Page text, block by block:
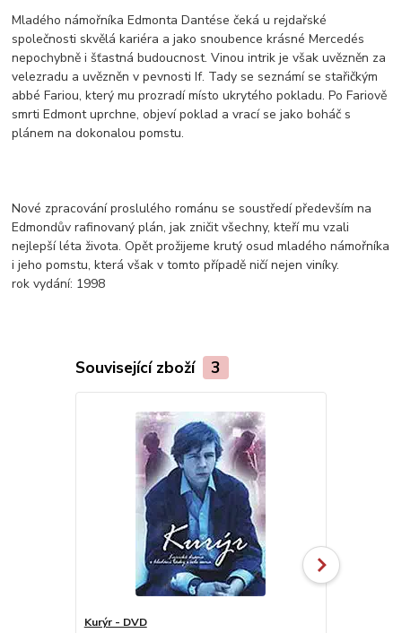
Mladého námořníka Edmonta Dantése čeká u rejdařské
společnosti skvělá kariéra a jako snoubence krásné Mercedés
nepochybně i šťastná budoucnost. Vinou intrik je však uvězněn za
velezradu a uvězněn v pevnosti If. Tady se seznámí se stařičkým
abbé Fariou, který mu prozradí místo ukrytého pokladu. Po Fariově
smrti Edmont uprchne, objeví poklad a vrací se jako boháč s
plánem na dokonalou pomstu.
Nové zpracování proslulého románu se soustředí především na
Edmondův rafinovaný plán, jak zničit všechny, kteří mu vzali
nejlepší léta života. Opět prožijeme krutý osud mladého námořníka
i jeho pomstu, která však v tomto případě ničí nejen viníky.
rok vydání: 1998
Související zboží 3
Kurýr - DVD